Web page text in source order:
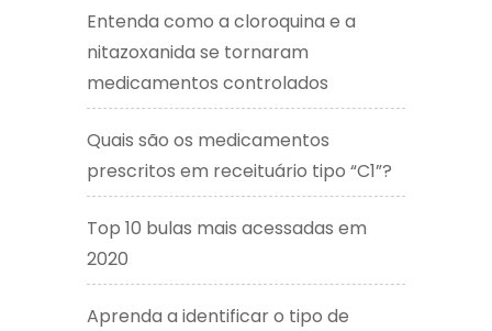
Entenda como a cloroquina e a
nitazoxanida se tornaram
medicamentos controlados
Quais são os medicamentos
prescritos em receituário tipo “C1”?
Top 10 bulas mais acessadas em
2020
Aprenda a identificar o tipo de